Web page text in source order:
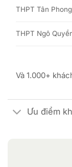
THPT Tân Phong
THPT Ngô
Và 1.000+
Ưu điểm